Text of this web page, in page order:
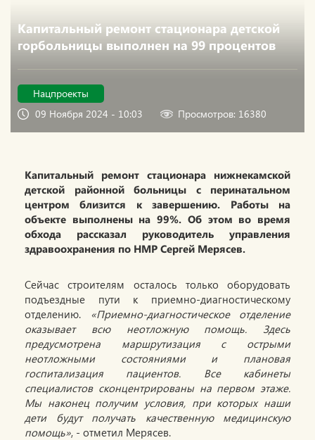
Капитальный ремонт стационара детской
горбольницы выполнен на 99 процентов
Нацпроекты
09 Ноября 2024 - 10:03
Просмотров: 16380
Капитальный ремонт стационара нижнекамской
детской районной больницы с перинатальном
центром близится к завершению. Работы на
объекте выполнены на 99%. Об этом во время
обхода рассказал руководитель управления
здравоохранения по НМР Сергей Мерясев.
Сейчас строителям осталось только оборудовать
подъездные пути к приемно-диагностическому
отделению. «Приемно-диагностическое отделение
оказывает всю неотложную помощь. Здесь
предусмотрена маршрутизация с острыми
неотложными состояниями и плановая
госпитализация пациентов. Все кабинеты
специалистов сконцентрированы на первом этаже.
Мы наконец получим условия, при которых наши
дети будут получать качественную медицинскую
помощь», - отметил Мерясев.